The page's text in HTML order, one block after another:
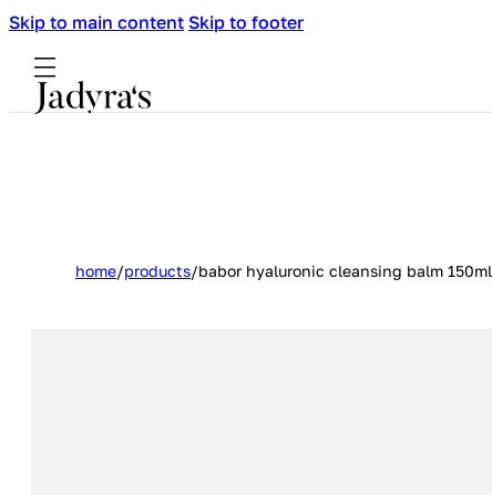
Skip to main content Skip to footer
home/products/babor hyaluronic cleansing balm 150ml